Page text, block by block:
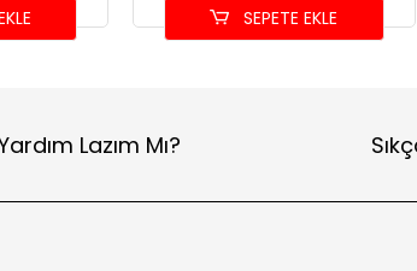
SEPETE EKLE
Lazım Mı?